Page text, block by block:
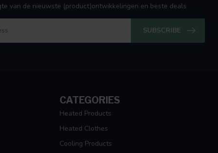
van de nieuwste (product)ontwikkelingen en beste deals
SUBSCRIBE
CATEGORIES
Heated Products
Heated Clothes
Cooling Products